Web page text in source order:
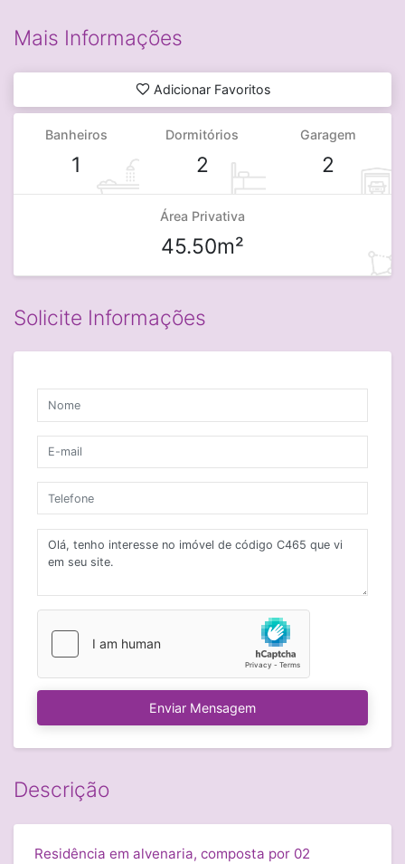
Mais Informações
Adicionar Favoritos
Banheiros
1
Dormitórios
2
Garagem
2
Área Privativa
45.50m²
Solicite Informações
Enviar Mensagem
Descrição
Residência em alvenaria, composta por 02